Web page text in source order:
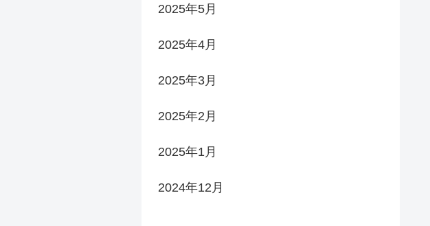
2025年5月
2025年4月
2025年3月
2025年2月
2025年1月
2024年12月